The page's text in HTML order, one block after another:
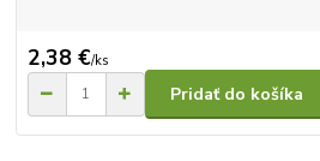
2,38 €/ks
Pridať do košíka